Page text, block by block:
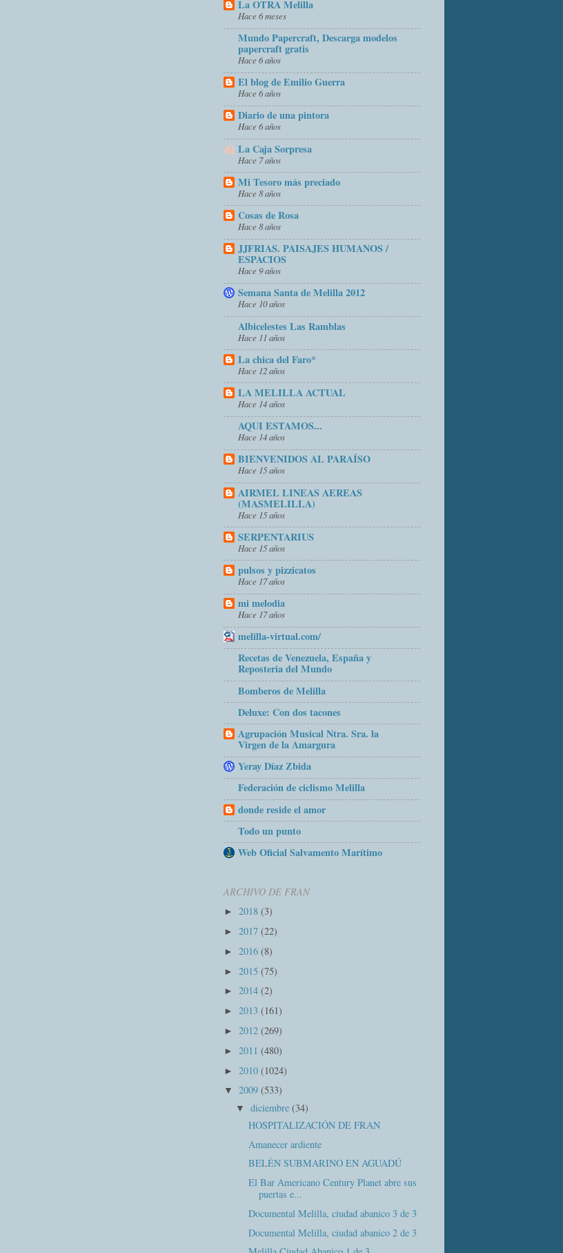
La OTRA Melilla
Hace 6 meses
Mundo Papercraft, Descarga modelos
papercraft gratis
Hace 6 años
El blog de Emilio Guerra
Hace 6 años
Diario de una pintora
Hace 6 años
La Caja Sorpresa
Hace 7 años
Mi Tesoro más preciado
Hace 8 años
Cosas de Rosa
Hace 8 años
JJFRIAS. PAISAJES HUMANOS /
ESPACIOS
Hace 9 años
Semana Santa de Melilla 2012
Hace 10 años
Albicelestes Las Ramblas
Hace 11 años
La chica del Faro*
Hace 12 años
LA MELILLA ACTUAL
Hace 14 años
AQUI ESTAMOS...
Hace 14 años
BIENVENIDOS AL PARAÍSO
Hace 15 años
AIRMEL LINEAS AEREAS
(MASMELILLA)
Hace 15 años
SERPENTARIUS
Hace 15 años
pulsos y pizzicatos
Hace 17 años
mi melodia
Hace 17 años
melilla-virtual.com/
Recetas de Venezuela, España y
Reposteria del Mundo
Bomberos de Melilla
Deluxe: Con dos tacones
Agrupación Musical Ntra. Sra. la
Virgen de la Amargura
Yeray Díaz Zbida
Federación de ciclismo Melilla
donde reside el amor
Todo un punto
Web Oficial Salvamento Marítimo
ARCHIVO DE FRAN
► 2018 (3)
► 2017 (22)
► 2016 (8)
► 2015 (75)
► 2014 (2)
► 2013 (161)
► 2012 (269)
► 2011 (480)
► 2010 (1024)
▼ 2009 (533)
▼diciembre(34)
HOSPITALIZACIÓN DE FRAN
Amanecer ardiente
BELÉN SUBMARINO EN AGUADÚ
El Bar Americano Century Planet abre sus
puertas e...
Documental Melilla, ciudad abanico 3 de 3
Documental Melilla, ciudad abanico 2 de 3